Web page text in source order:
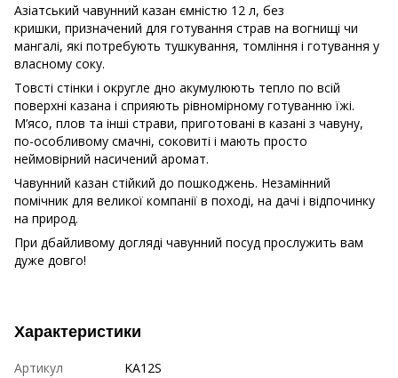
Азіатський чавунний казан ємністю 12 л, без
кришки, призначений для готування страв на вогнищі чи
мангалі, які потребують тушкування, томління і готування у
власному соку.
Товсті стінки і округле дно акумулюють тепло по всій
поверхні казана і сприяють рівномірному готуванню їжі.
М’ясо, плов та інші страви, приготовані в казані з чавуну,
по-особливому смачні, соковиті і мають просто
неймовірний насичений аромат.
Чавунний казан стійкий до пошкоджень. Незамінний
помічник для великої компанії в поході, на дачі і відпочинку
на природ.
При дбайливому догляді чавунний посуд прослужить вам
дуже довго!
Характеристики
Артикул
KA12S